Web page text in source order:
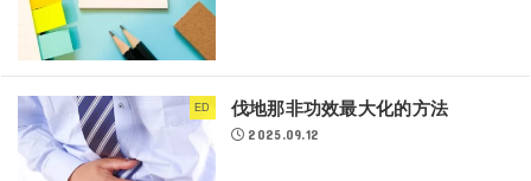
ED 伐地那非功效最大化的方法
2025.09.12